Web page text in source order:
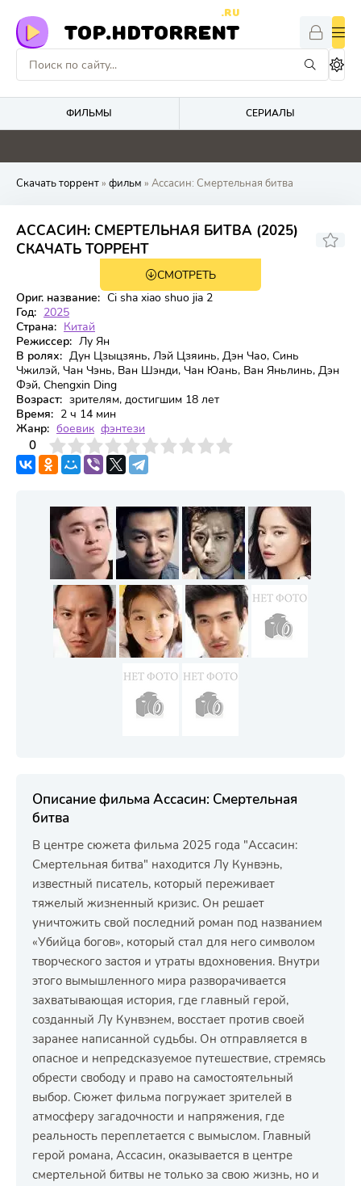
TOP.HDTORRENT
.RU
ФИЛЬМЫ СЕРИАЛЫ
0 0 0 0
Скачать торрент» фильм » Ассасин: Смертельная битва
АССАСИН: СМЕРТЕЛЬНАЯ БИТВА (2025)
СКАЧАТЬ ТОРРЕНТ
5.7
СМОТРЕТЬ
Ориг. название: Ci sha xiao shuo jia 2
Год: 2025
Страна: Китай
Режиссер: Лу Ян
В ролях: Дун Цзыцзянь, Лэй Цзяинь, Дэн Чао, Синь
Чжилэй, Чан Чэнь, Ван Шэнди, Чан Юань, Ван Яньлинь, Дэн
Фэй, Chengxin Ding
Возраст: зрителям, достигшим 18 лет
Время: 2 ч 14 мин
Жанр: боевик фэнтези
0
4 6 7 8 9 10
Описание фильма Ассасин: Смертельная
битва
В центре сюжета фильма 2025 года "Ассасин:
Смертельная битва" находится Лу Кунвэнь,
известный писатель, который переживает
тяжелый жизненный кризис. Он решает
уничтожить свой последний роман под названием
«Убийца богов», который стал для него символом
творческого застоя и утраты вдохновения. Внутри
этого вымышленного мира разворачивается
захватывающая история, где главный герой,
созданный Лу Кунвэнем, восстает против своей
заранее написанной судьбы. Он отправляется в
опасное и непредсказуемое путешествие, стремясь
обрести свободу и право на самостоятельный
выбор. Сюжет фильма погружает зрителей в
атмосферу загадочности и напряжения, где
реальность переплетается с вымыслом. Главный
герой романа, Ассасин, оказывается в центре
смертельной битвы не только за свою жизнь, но и